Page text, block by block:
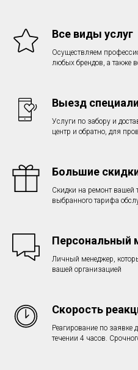
Все виды услуг
Осуществляем
любых брендов, а также
Выезд
Услуги по забору и
центр и обратно, для
Большие
Скидки на ремонт вашей
выбранного тарифа
Персональный
Личный менеджер,
вашей организацией
Скорость
Реагирование по заявке
течении 4 часов.